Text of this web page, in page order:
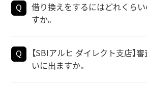
借り換えをするにはどれくら
すか。
【SBIアルヒ ダイレクト支店】
いに出ますか。